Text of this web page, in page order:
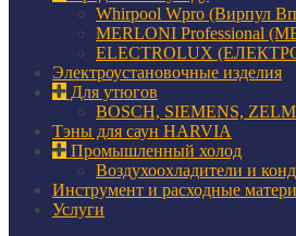
Whirpool Wpro (Вирпул
MERLONI Professional
ELECTROLUX
Электроустановочные изделия
Для утюгов
BOSCH, SIEMENS,
Тэны для саун HARVIA
Промышленный холод
Воздухоохладители и
Инструмент и расходные
Услуги